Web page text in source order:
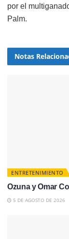
por el
Palm.
Notas
ENTRETENIMIENTO
Ozuna y Omar
5 DE AGOSTO DE 2026